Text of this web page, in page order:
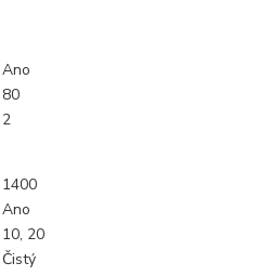
Ano
80
2
1400
Ano
10, 20
Čistý